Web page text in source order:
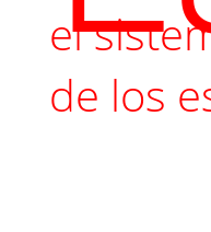
el
de los